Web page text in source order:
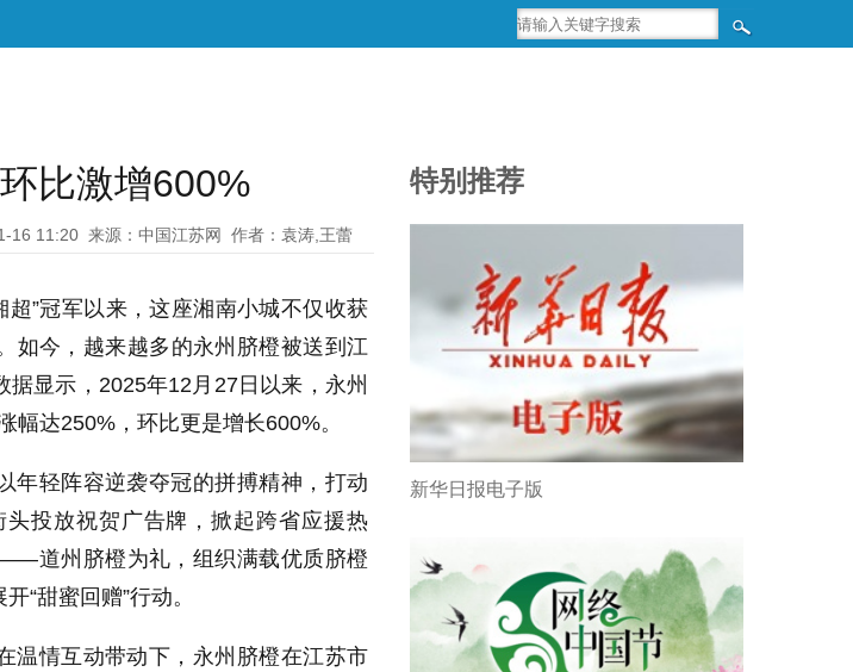
比激增600%
16 11:20 来源：中国江苏网 作者：袁涛,王蕾
”冠军以来，这座湘南小城不仅收获
如今，越来越多的永州脐橙被送到江
显示，2025年12月27日以来，永州
达250%，环比更是增长600%。
年轻阵容逆袭夺冠的拼搏精神，打动
投放祝贺广告牌，掀起跨省应援热
道州脐橙为礼，组织满载优质脐橙
“甜蜜回赠”行动。
温情互动带动下，永州脐橙在江苏市
特别推荐
新华日报电子版